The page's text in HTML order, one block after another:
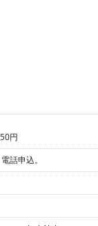
円
話申込。